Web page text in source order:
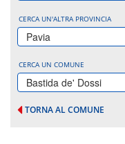
CERCA UN'ALTRA PROVINCIA
Pavia
CERCA UN COMUNE
Bastida de' Dossi
TORNA AL COMUNE